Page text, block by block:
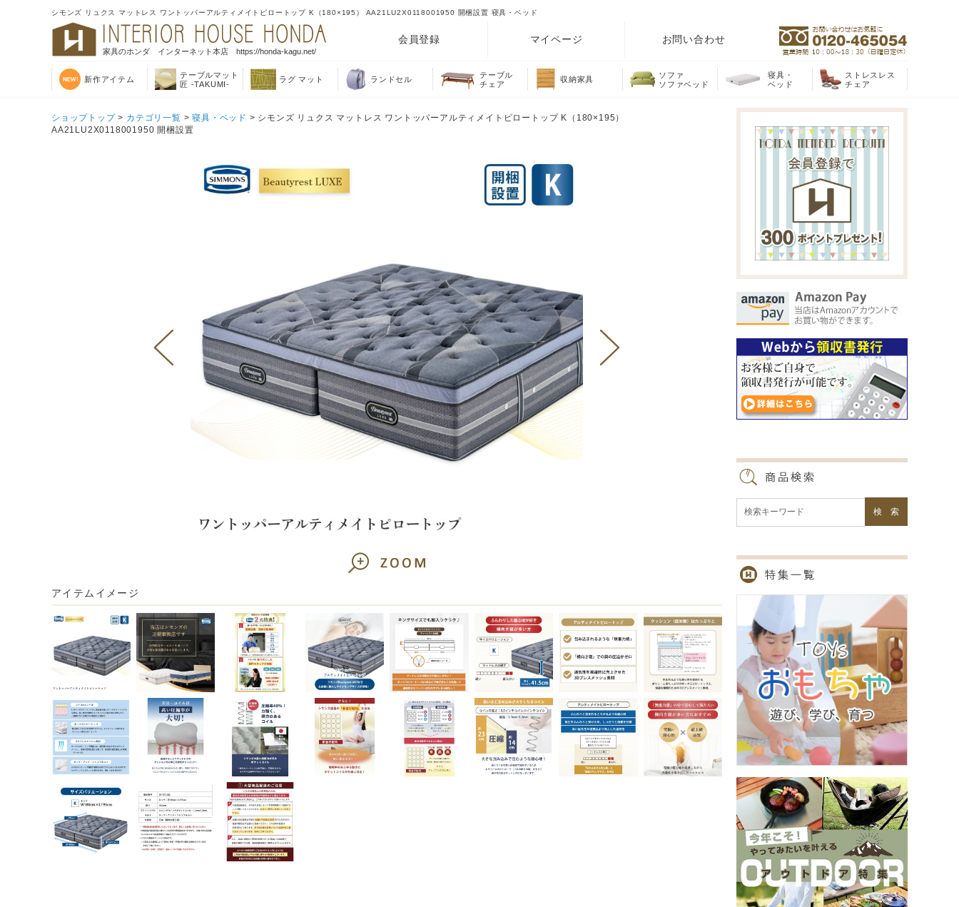
シモンズ リュクス マットレス ワントッパーアルティメイトピロートップ K（180×195） AA21LU2X0118001950 開梱設置 寝具・ベッド
家具のホンダ インターネット本店 https://honda-kagu.net/
会員登録 マイページ お問い合わせ
新作アイテム
テーブルマット
匠 -TAKUMI-
ラグ マット ランドセル
テーブル
チェア
収納家具
ソファ
ソファベッド
寝具・
ベッド
ストレスレス
チェア
ショップトップ> カテゴリ一覧 >寝具・ベッド > シモンズ リュクス マットレス ワントッパーアルティメイトピロートップ K（180×195）
AA21LU2X0118001950 開梱設置
アイテムイメージ